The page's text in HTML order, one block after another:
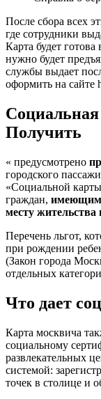
После сбора всех
где сотрудники
Карта будет
нужно будет
службы выдает
оформить на сайте
Получить
« предусмотрено
городского
«Социальной
граждан, имеющим
месту жительства
Перечень льгот,
при рождении
(Закон города
отдельных
Что дает
Карта москвича
социальному
развлекательных
системой:
точек в столице и